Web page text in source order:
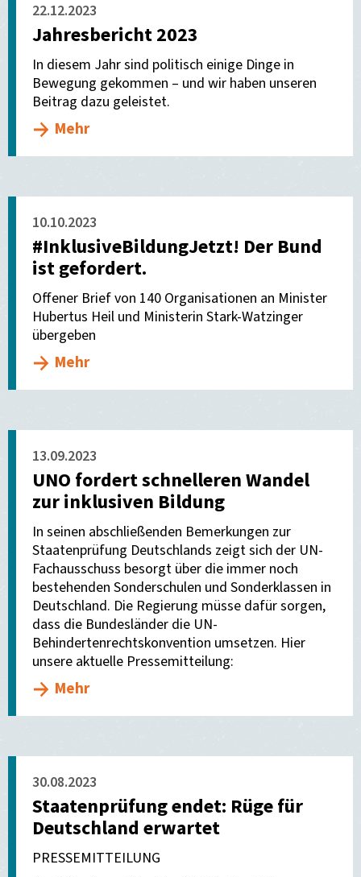
22.12.2023
Jahresbericht 2023
In diesem Jahr sind politisch einige Dinge in
Bewegung gekommen – und wir haben unseren
Beitrag dazu geleistet.
Mehr
10.10.2023
#InklusiveBildungJetzt! Der Bund
ist gefordert.
Offener Brief von 140 Organisationen an Minister
Hubertus Heil und Ministerin Stark-Watzinger
übergeben
Mehr
13.09.2023
UNO fordert schnelleren Wandel
zur inklusiven Bildung
In seinen abschließenden Bemerkungen zur
Staatenprüfung Deutschlands zeigt sich der UN-
Fachausschuss besorgt über die immer noch
bestehenden Sonderschulen und Sonderklassen in
Deutschland. Die Regierung müsse dafür sorgen,
dass die Bundesländer die UN-
Behindertenrechtskonvention umsetzen. Hier
unsere aktuelle Pressemitteilung:
Mehr
30.08.2023
Staatenprüfung endet: Rüge für
Deutschland erwartet
PRESSEMITTEILUNG